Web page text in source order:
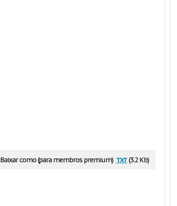
Baixar como (para membros premium) txt(3.2 Kb)